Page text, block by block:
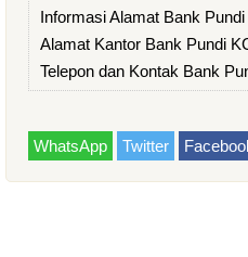
Informasi Alamat Bank
Alamat Kantor Bank Pundi
Telepon dan Kontak Bank
WhatsApp Twitter